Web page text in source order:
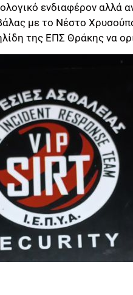
ενδιαφέρον αλλά
με το Νέστο
της ΕΠΣ Θράκης να